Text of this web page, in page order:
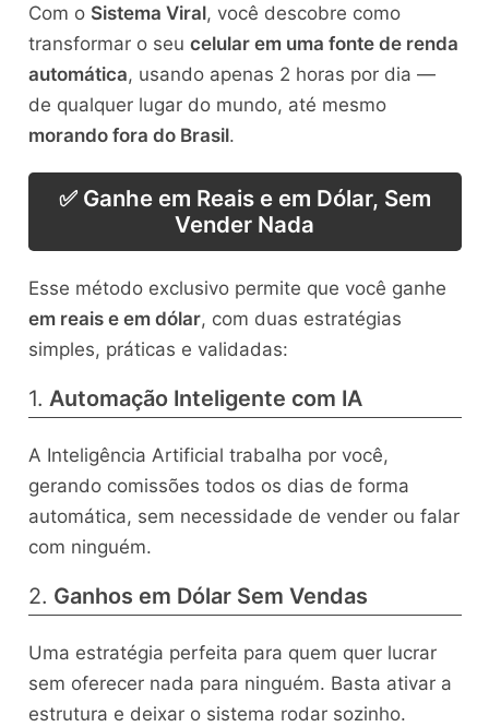
Com o Sistema Viral, você descobre como
transformar o seu celular em uma fonte de renda
automática, usando apenas 2 horas por dia —
de qualquer lugar do mundo, até mesmo
morando fora do Brasil.
✅ Ganhe em Reais e em Dólar, Sem
Vender Nada
Esse método exclusivo permite que você ganhe
em reais e em dólar, com duas estratégias
simples, práticas e validadas:
1. Automação Inteligente com IA
A Inteligência Artificial trabalha por você,
gerando comissões todos os dias de forma
automática, sem necessidade de vender ou falar
com ninguém.
2. Ganhos em Dólar Sem Vendas
Uma estratégia perfeita para quem quer lucrar
sem oferecer nada para ninguém. Basta ativar a
estrutura e deixar o sistema rodar sozinho.